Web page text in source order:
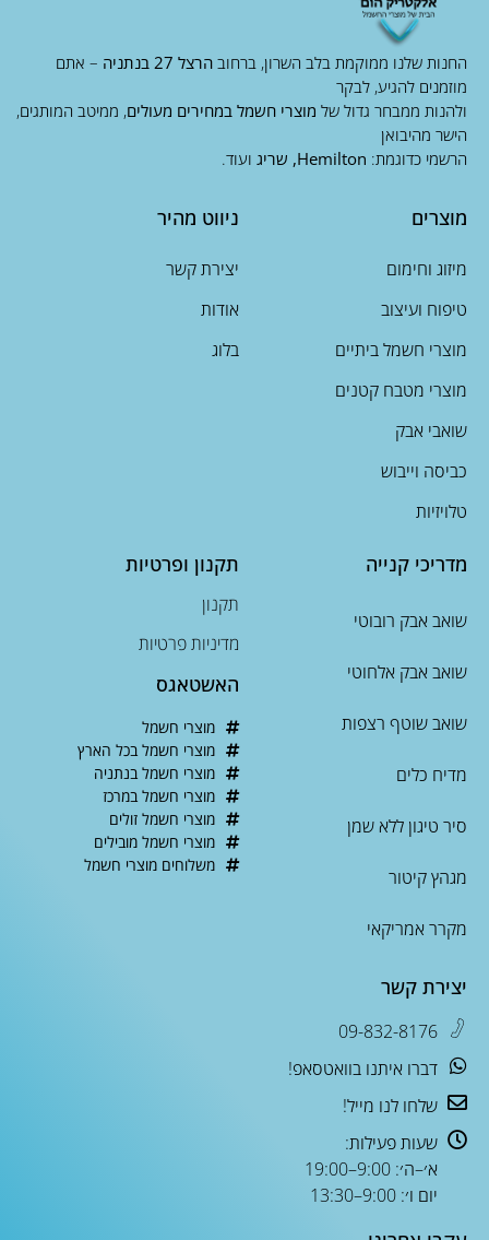
החנות שלנו ממוקמת בלב השרון, ברחוב הרצל 27 בנתניה
– אתם
מוזמנים להגיע, לבקר
ולהנות ממבחר גדול של מוצרי חשמל במחירים מעולים, ממיטב המותגים,
הישר מהיבואן
הרשמי כדוגמת: Hemilton, שריג ועוד.
מוצרים
מיזוג וחימום
טיפוח ועיצוב
מוצרי חשמל ביתיים
מוצרי מטבח קטנים
שואבי אבק
כביסה וייבוש
טלויזיות
ניווט מהיר
יצירת קשר
אודות
בלוג
מדריכי קנייה
שואב אבק רובוטי
שואב אבק אלחוטי
שואב שוטף רצפות
מדיח כלים
סיר טיגון ללא שמן
מגהץ קיטור
מקרר אמריקאי
תקנון ופרטיות
תקנון
מדיניות פרטיות
האשטאגס
מוצרי חשמל
מוצרי חשמל בכל הארץ
מוצרי חשמל בנתניה
מוצרי חשמל במרכז
מוצרי חשמל זולים
מוצרי חשמל מובילים
משלוחים מוצרי חשמל
יצירת קשר
09-832-8176
דברו איתנו בוואטסאפ!
שלחו לנו מייל!
שעות פעילות:
א׳–ה׳: 9:00–19:00
יום ו׳: 9:00–13:30